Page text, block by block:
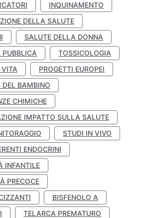
INQUINAMENTO
DELLA SALUTE
SALUTE DELLA DONNA
PUBBLICA
TOSSICOLOGIA
PROGETTI EUROPEI
DEL BAMBINO
CHIMICHE
IMPATTO SULLA SALUTE
STUDI IN VIVO
ENDOCRINI
INFANTILE
PRECOCE
BISFENOLO A
TELARCA PREMATURO